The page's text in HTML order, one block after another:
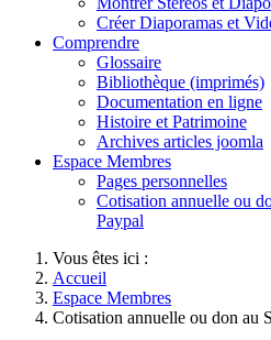
Créer Diaporamas et
Comprendre
Glossaire
Bibliothèque (imprimés)
Documentation en ligne
Histoire et Patrimoine
Archives articles joomla
Espace Membres
Pages personnelles
Cotisation annuelle ou
Paypal
Vous êtes ici :
Accueil
Espace Membres
Cotisation annuelle ou don au